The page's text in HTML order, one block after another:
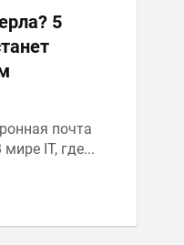
5
почта
IT, где...